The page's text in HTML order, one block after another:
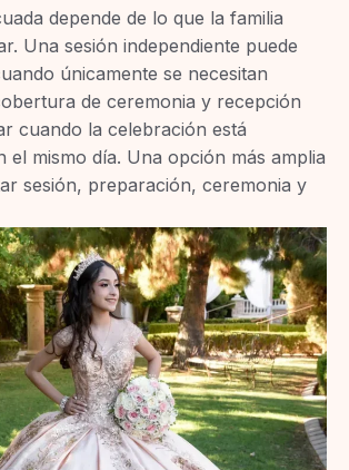
depende de lo que la familia
Una sesión independiente puede
únicamente se necesitan
de ceremonia y recepción
cuando la celebración está
el mismo día. Una opción más amplia
sesión, preparación, ceremonia y